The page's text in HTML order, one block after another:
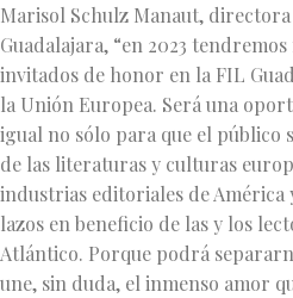
Marisol Schulz Manaut,
Guadalajara, “en 2023
invitados de honor en la FIL
la Unión Europea. Será una
igual no sólo para que el público
de las literaturas y culturas
industrias editoriales de
lazos en beneficio de las y los
Atlántico. Porque podrá
une, sin duda, el inmenso amor